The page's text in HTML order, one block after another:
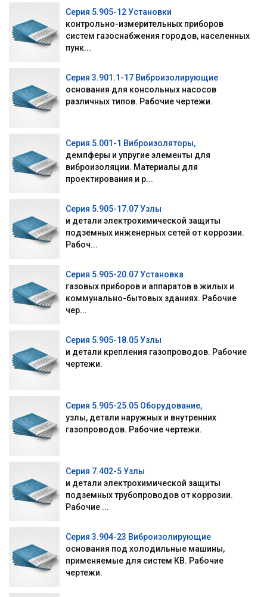
Серия 5.905-12 Установки
контрольно-измерительных приборов
систем газоснабжения городов, населенных
пунк...
Серия 3.901.1-17 Виброизолирующие
основания для консольных насосов
различных типов. Рабочие чертежи.
Серия 5.001-1 Виброизоляторы,
демпферы и упругие элементы для
виброизоляции. Материалы для
проектирования и р...
Серия 5.905-17.07 Узлы
и детали электрохимической защиты
подземных инженерных сетей от коррозии.
Рабоч...
Серия 5.905-20.07 Установка
газовых приборов и аппаратов в жилых и
коммунально-бытовых зданиях. Рабочие
чер...
Серия 5.905-18.05 Узлы
и детали крепления газопроводов. Рабочие
чертежи.
Серия 5.905-25.05 Оборудование,
узлы, детали наружных и внутренних
газопроводов. Рабочие чертежи.
Серия 7.402-5 Узлы
и детали электрохимической защиты
подземных трубопроводов от коррозии.
Рабочие ...
Серия 3.904-23 Виброизолирующие
основания под холодильные машины,
применяемые для систем КВ. Рабочие
чертежи.